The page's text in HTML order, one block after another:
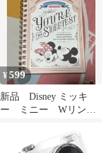
¥599
新品 Disney ミッキ
ー ミニー Wリング